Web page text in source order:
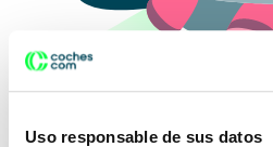
Uso responsable de sus datos